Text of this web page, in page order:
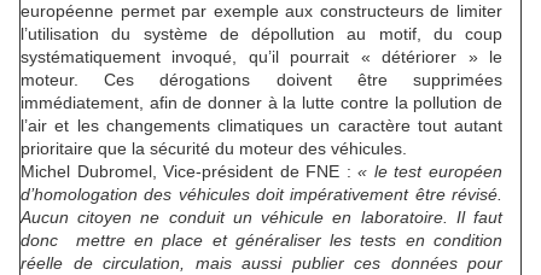
européenne permet par exemple aux constructeurs de limiter
l’utilisation du système de dépollution au motif, du coup
systématiquement invoqué, qu’il pourrait « détériorer » le
moteur. Ces dérogations doivent être supprimées
immédiatement, afin de donner à la lutte contre la pollution de
l’air et les changements climatiques un caractère tout autant
prioritaire que la sécurité du moteur des véhicules.
Michel Dubromel, Vice-président de FNE :« le test européen
d’homologation des véhicules doit impérativement être révisé.
Aucun citoyen ne conduit un véhicule en laboratoire. Il faut
donc mettre en place et généraliser les tests en condition
réelle de circulation, mais aussi publier ces données pour